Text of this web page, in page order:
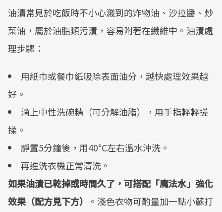
油漬常見於吃飯時不小心濺到的炸物油、沙拉醬、炒
菜油，屬於油脂類污漬，容易附著在纖維中。油漬處
理步驟：
用紙巾或餐巾紙吸除表面油分，越快處理效果越
好。
滴上中性洗碗精（可分解油脂），用手指輕輕搓
揉。
靜置5分鐘後，用40°C左右溫水沖洗。
再進洗衣機正常清洗。
如果油漬已乾掉或時間久了，可搭配「魔法水」強化
效果（配方見下方）
。淺色衣物可酌量加一點小蘇打